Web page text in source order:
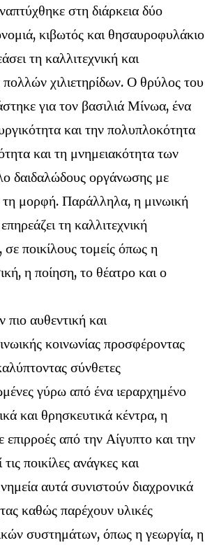
στη διάρκεια δύο
κιβωτός και θησαυροφυλάκιο
τη καλλιτεχνική και
χιλιετηρίδων. Ο θρύλος του
για τον βασιλιά Μίνωα, ένα
και την πολυπλοκότητα
και τη μνημειακότητα των
δαιδαλώδους οργάνωσης με
μορφή. Παράλληλα, η μινωική
τη καλλιτεχνική
ποικίλους τομείς όπως η
η ποίηση, το θέατρο και ο
αυθεντική και
κοινωνίας προσφέροντας
σύνθετες
γύρω από ένα ιεραρχημένο
και θρησκευτικά κέντρα, η
από την Αίγυπτο και την
ποικίλες ανάγκες και
αυτά συνιστούν διαχρονικά
καθώς παρέχουν υλικές
συστημάτων, όπως η γεωργία, η